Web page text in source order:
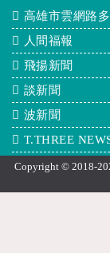
高雄市雲網路
人間福報
飛揚新聞
談新聞
波新聞
T.THREE
Copyright © 2018-